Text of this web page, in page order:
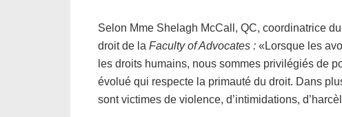
Selon Mme Shelagh McCall, QC, coordinatrice
droit de la Faculty of Advocates : «Lorsque les
les droits humains, nous sommes privilégiés de
évolué qui respecte la primauté du droit. Dans
sont victimes de violence, d’intimidations,